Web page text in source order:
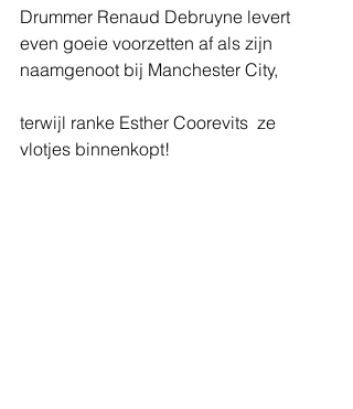
Drummer Renaud Debruyne levert
even goeie voorzetten af als zijn
naamgenoot bij Manchester City,
terwijl ranke Esther Coorevits  ze
vlotjes binnenkopt!